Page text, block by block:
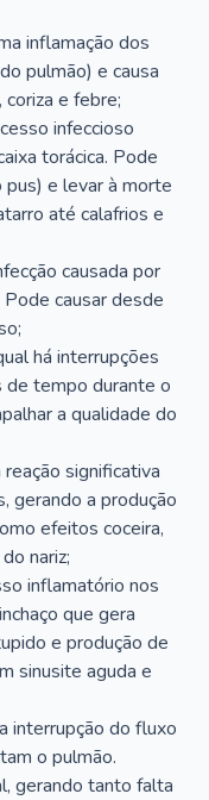
inflamação dos
pulmão) e causa
e febre;
infeccioso
torácica. Pode
pus) e levar à morte
até calafrios e
causada por
causar desde
há interrupções
de tempo durante o
a qualidade do
significativa
gerando a produção
efeitos coceira,
nariz;
inflamatório nos
que gera
e produção de
sinusite aguda e
interrupção do fluxo
o pulmão.
gerando tanto falta